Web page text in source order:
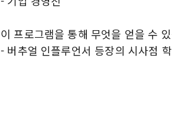
이 프로그램을 통해 무엇을 얻을 수
- 버추얼 인플루언서 등장의 시사점